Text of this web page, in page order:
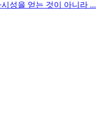
시성을 얻는 것이 아니라 ...